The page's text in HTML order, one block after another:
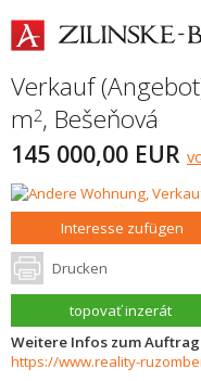
Verkauf
m2, Bešeňová
145 000,00 EUR
Interesse zufügen
Drucken
topovať inzerát
Weitere Infos zum Auftrag